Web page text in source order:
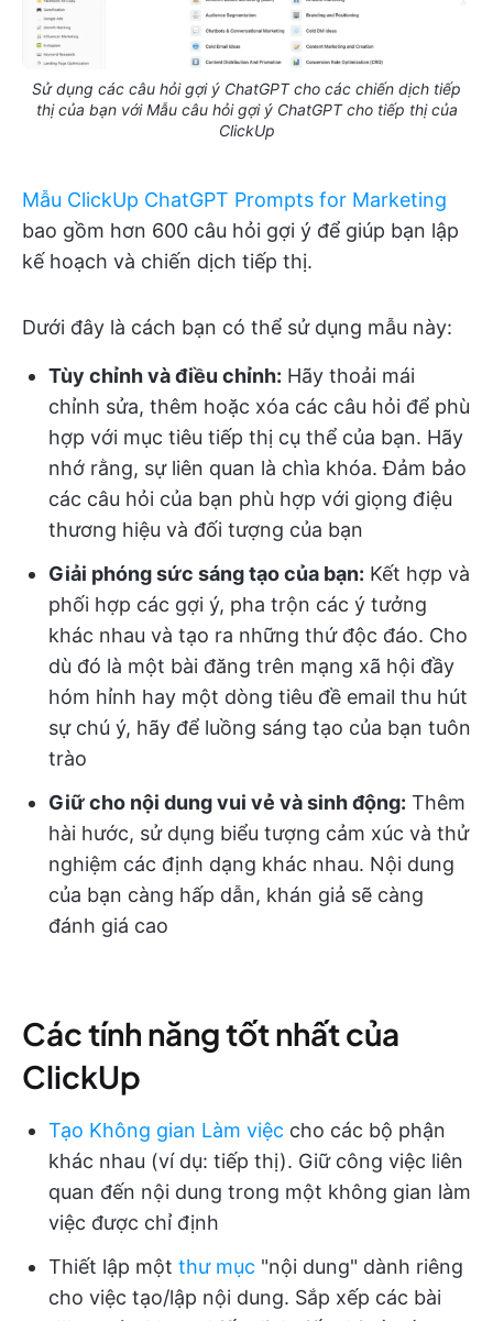
Sử dụng các câu hỏi gợi ý ChatGPT cho các chiến dịch tiếp
thị của bạn với Mẫu câu hỏi gợi ý ChatGPT cho tiếp thị của
ClickUp
Mẫu ClickUp ChatGPT Prompts for Marketing
bao gồm hơn 600 câu hỏi gợi ý để giúp bạn lập
kế hoạch và chiến dịch tiếp thị.
Dưới đây là cách bạn có thể sử dụng mẫu này:
Tùy chỉnh và điều chỉnh: Hãy thoải mái
chỉnh sửa, thêm hoặc xóa các câu hỏi để phù
hợp với mục tiêu tiếp thị cụ thể của bạn. Hãy
nhớ rằng, sự liên quan là chìa khóa. Đảm bảo
các câu hỏi của bạn phù hợp với giọng điệu
thương hiệu và đối tượng của bạn
Giải phóng sức sáng tạo của bạn: Kết hợp và
phối hợp các gợi ý, pha trộn các ý tưởng
khác nhau và tạo ra những thứ độc đáo. Cho
dù đó là một bài đăng trên mạng xã hội đầy
hóm hỉnh hay một dòng tiêu đề email thu hút
sự chú ý, hãy để luồng sáng tạo của bạn tuôn
trào
Giữ cho nội dung vui vẻ và sinh động: Thêm
hài hước, sử dụng biểu tượng cảm xúc và thử
nghiệm các định dạng khác nhau. Nội dung
của bạn càng hấp dẫn, khán giả sẽ càng
đánh giá cao
Các tính năng tốt nhất của
ClickUp
Tạo Không gian Làm việc cho các bộ phận
khác nhau (ví dụ: tiếp thị). Giữ công việc liên
quan đến nội dung trong một không gian làm
việc được chỉ định
Thiết lập một thư mục "nội dung" dành riêng
cho việc tạo/lập nội dung. Sắp xếp các bài